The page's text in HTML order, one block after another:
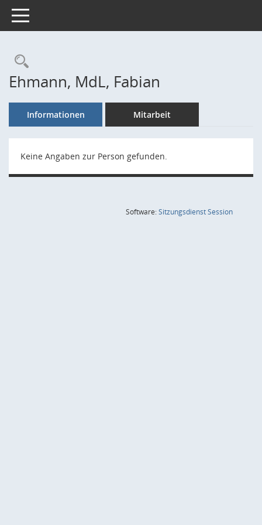
Toggle navigation
Rechercheauswahl
Ehmann, MdL, Fabian
Informationen Mitarbeit
Keine Angaben zur Person gefunden.
Software:SitzungsdienstSession(Wird in